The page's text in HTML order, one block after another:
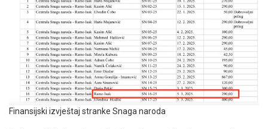
Finansijski izvještaj stranke Snaga naroda